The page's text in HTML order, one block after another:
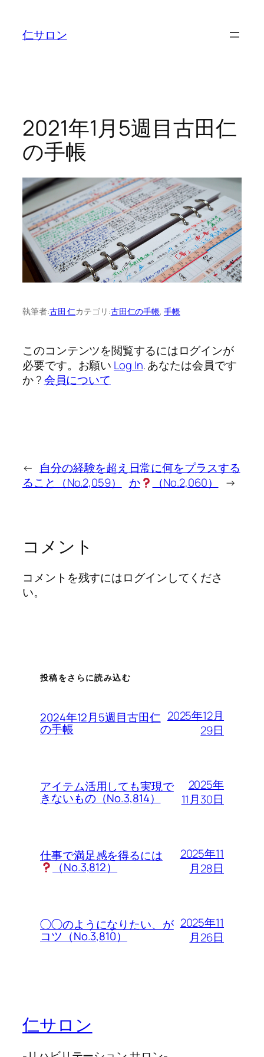
仁サロン
2021年1月5週目古田仁
の手帳
執筆者:古田 仁カテゴリ:古田仁の手帳, 手帳
このコンテンツを閲覧するにはログインが
必要です。お願い Log In. あなたは会員です
か ?会員について
← 自分の経験を超え
ること（No.2,059）
日常に何をプラスする
か
（No.2,060） →
コメント
コメントを残すにはログインしてくださ
い。
投稿をさらに読み込む
2024年12月5週目古田仁
の手帳
2025年12月
29日
アイテム活用しても実現で
きないもの（No.3,814）
2025年
11月30日
仕事で満足感を得るには
（No.3,812）
2025年11
月28日
◯◯のようになりたい、が
コツ（No.3,810）
2025年11
月26日
仁サロン